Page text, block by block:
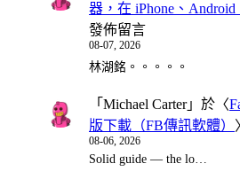
器，在 iPhone、
發佈留言
08-07, 2026
林湖銘。。。。。
「 Michael Carter」於〈
版下載（FB傳訊軟體）
08-06, 2026
Solid guide — the lo…